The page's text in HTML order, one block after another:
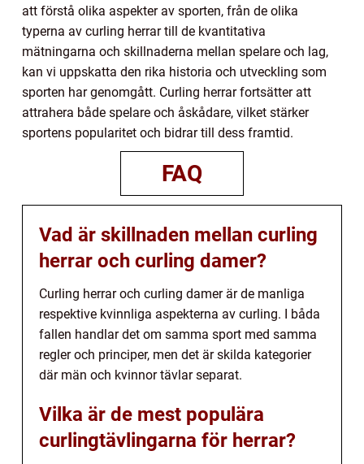
att förstå olika aspekter av sporten, från de olika
typerna av curling herrar till de kvantitativa
mätningarna och skillnaderna mellan spelare och lag,
kan vi uppskatta den rika historia och utveckling som
sporten har genomgått. Curling herrar fortsätter att
attrahera både spelare och åskådare, vilket stärker
sportens popularitet och bidrar till dess framtid.
FAQ
Vad är skillnaden mellan curling
herrar och curling damer?
Curling herrar och curling damer är de manliga
respektive kvinnliga aspekterna av curling. I båda
fallen handlar det om samma sport med samma
regler och principer, men det är skilda kategorier
där män och kvinnor tävlar separat.
Vilka är de mest populära
curlingtävlingarna för herrar?